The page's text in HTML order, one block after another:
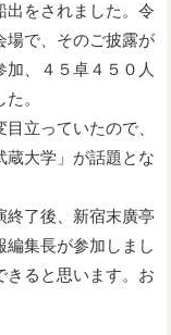
出をされました。令
場で、そのご披露が
、４５卓４５０人
。
立っていたので、
蔵大学」が話題とな
終了後、新宿末廣亭
編集長が参加しまし
きると思います。お